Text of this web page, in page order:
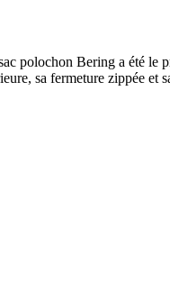
polochon Bering a été
sa fermeture zippée et